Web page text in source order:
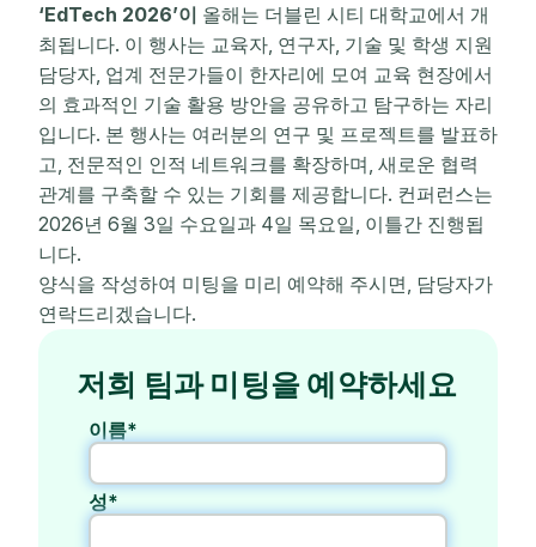
‘EdTech 2026’이 올해는 더블린 시티 대학교에서 개
최됩니다. 이 행사는 교육자, 연구자, 기술 및 학생 지원
담당자, 업계 전문가들이 한자리에 모여 교육 현장에서
의 효과적인 기술 활용 방안을 공유하고 탐구하는 자리
입니다. 본 행사는 여러분의 연구 및 프로젝트를 발표하
고, 전문적인 인적 네트워크를 확장하며, 새로운 협력
관계를 구축할 수 있는 기회를 제공합니다. 컨퍼런스는
2026년 6월 3일 수요일과 4일 목요일, 이틀간 진행됩
니다.
양식을 작성하여 미팅을 미리 예약해 주시면, 담당자가
연락드리겠습니다.
저희 팀과 미팅을 예약하세요
이름*
성*